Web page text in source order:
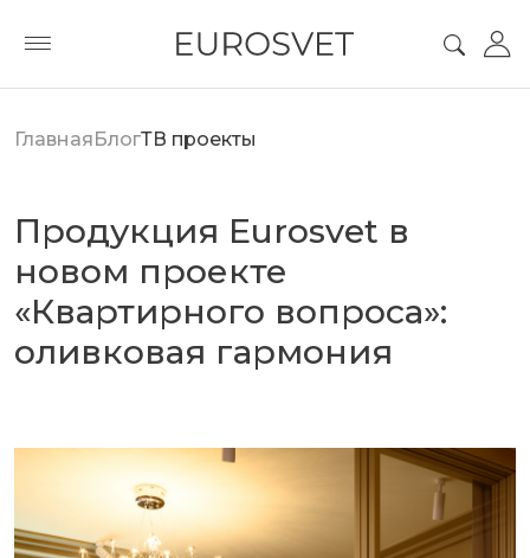
ГлавнаяБлогТВ проекты
Продукция Eurosvet в
новом проекте
«Квартирного вопроса»:
оливковая гармония